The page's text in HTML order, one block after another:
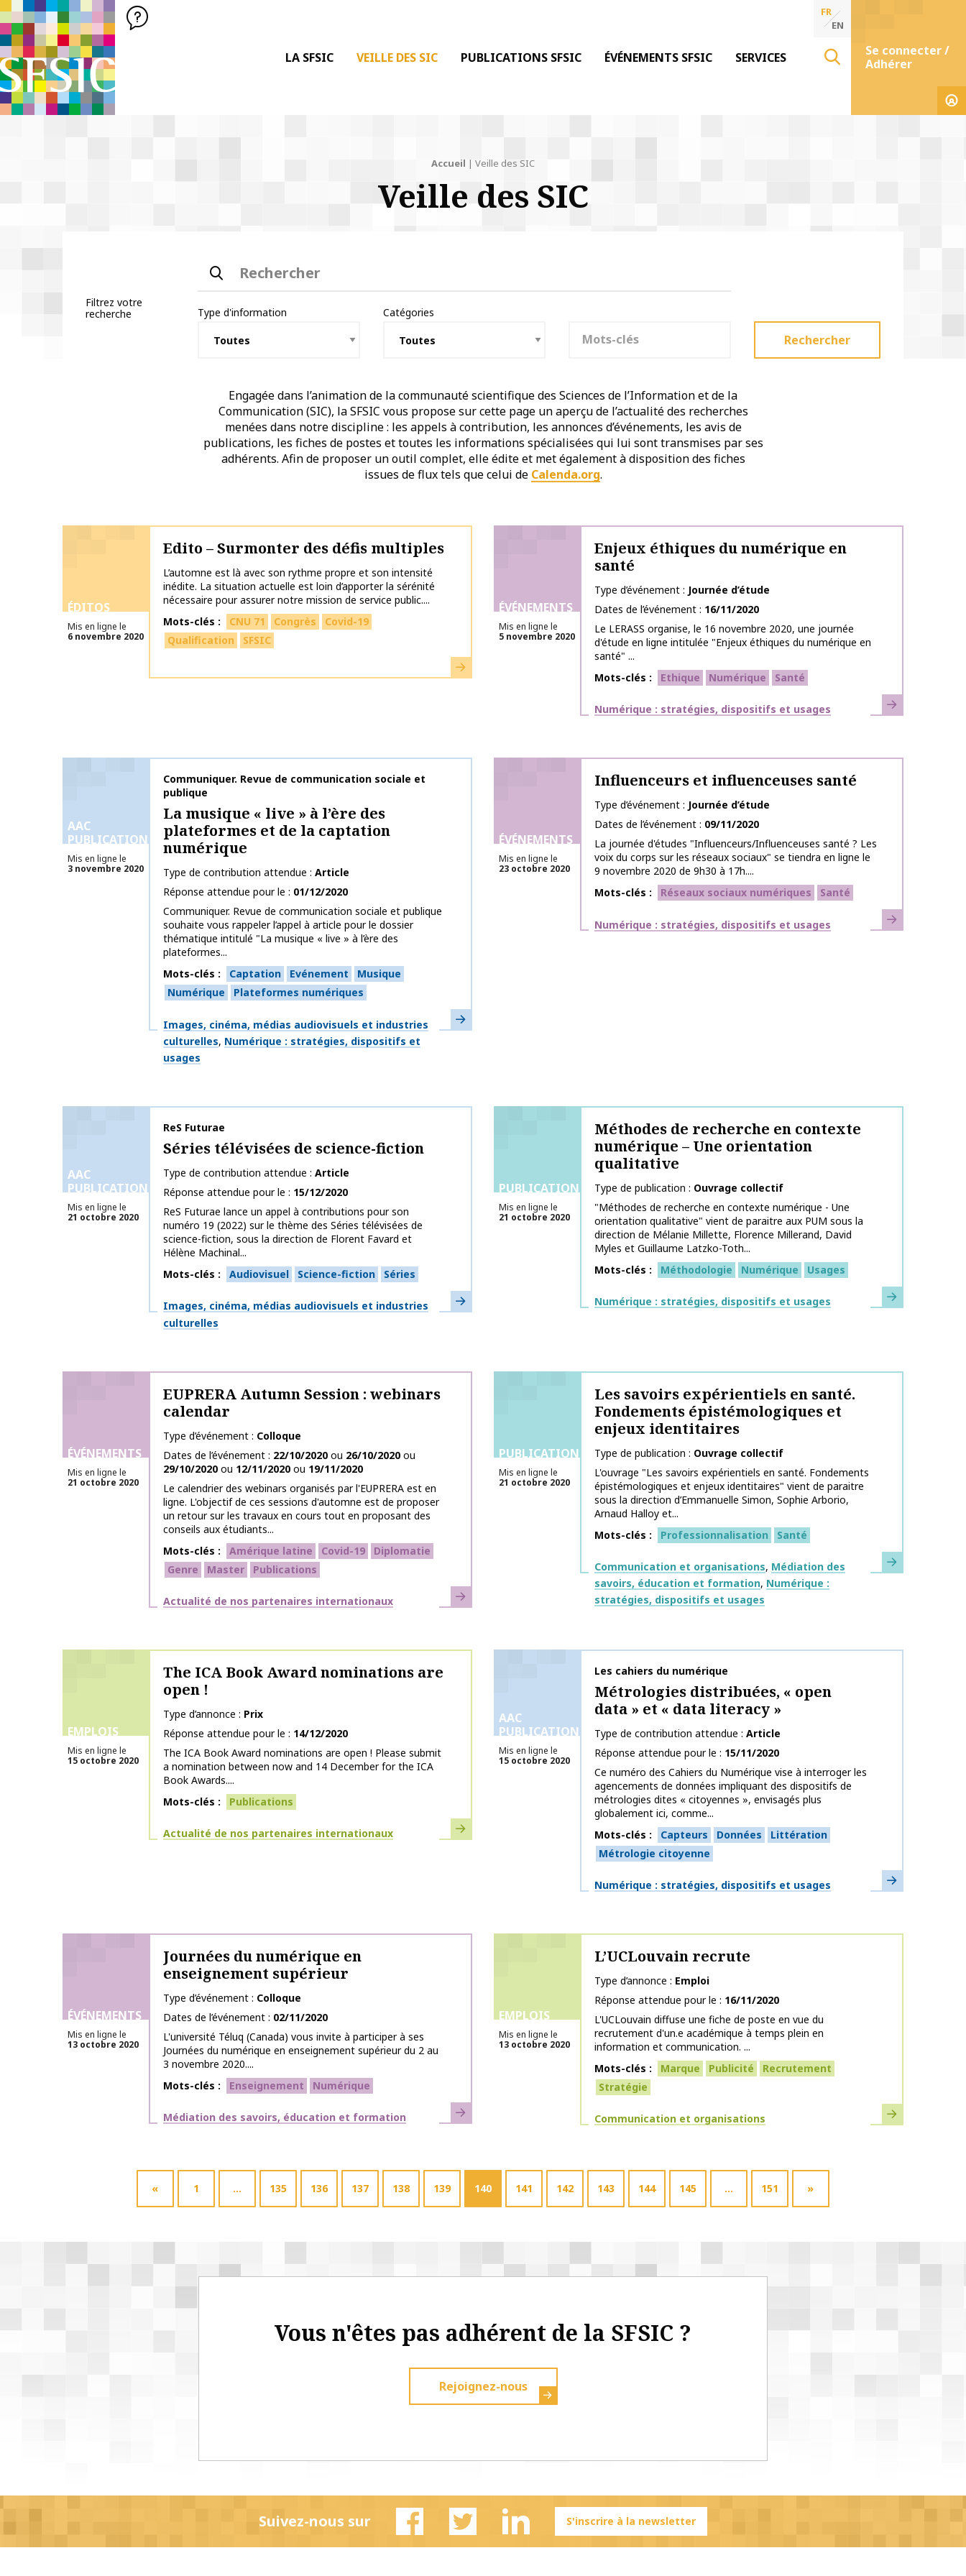
SFSIC SOCIÉTÉ FRANÇAISE DES SCIENCES DE L'INFORMATION & DE LA COMMUNICATION
Société Française des Sciences
de l'Information
LA SFSIC
VEILLE DES SIC PUBLICATIONS SFSIC ÉVÉNEMENTS SFSIC SERVICES
FR
EN
Se connecter /
Adhérer
Accueil | Veille des SIC
Veille des SIC
Filtrez votre
recherche
Rechercher
Type d'information
Catégories
Rechercher
Engagée dans l’animation de la communauté scientifique des Sciences de l’Information et de la
Communication (SIC), la SFSIC vous propose sur cette page un aperçu de l’actualité des recherches
menées dans notre discipline : les appels à contribution, les annonces d’événements, les avis de
publications, les fiches de postes et toutes les informations spécialisées qui lui sont transmises par ses
adhérents. Afin de proposer un outil complet, elle édite et met également à disposition des fiches
issues de flux tels que celui de Calenda.org.
ÉDITOS
Mis en ligne le
6 novembre 2020
Edito – Surmonter des défis multiples
L’automne est là avec son rythme propre et son intensité
inédite. La situation actuelle est loin d’apporter la sérénité
nécessaire pour assurer notre mission de service public....
Mots-clés
CNU 71 Congrès
Covid-19
Qualification
SFSIC
En savoir plus
ÉVÉNEMENTS
Mis en ligne le
5 novembre 2020
Enjeux éthiques du numérique en
santé
Type d’événement
Journée d’étude
Dates de l’événement
16/11/2020
Le LERASS organise, le 16 novembre 2020, une journée
d'étude en ligne intitulée "Enjeux éthiques du numérique en
santé" ...
Mots-clés
Ethique Numérique Santé
Thématiques
Numérique : stratégies, dispositifs et usages En savoir plus
AAC
PUBLICATIONS
Mis en ligne le
3 novembre 2020
Nom de la publication
Communiquer. Revue de communication sociale et
publique
La musique « live » à l’ère des
plateformes et de la captation
numérique
Type de contribution attendue
Article
Réponse attendue pour le
01/12/2020
Communiquer. Revue de communication sociale et publique
souhaite vous rappeler l’appel à article pour le dossier
thématique intitulé "La musique « live » à l’ère des
plateformes...
Mots-clés
Captation Evénement
Musique
Numérique
Plateformes numériques
Thématiques
Images, cinéma, médias audiovisuels et industries
culturelles Numérique : stratégies, dispositifs et
usages
En savoir plus
ÉVÉNEMENTS
Mis en ligne le
23 octobre 2020
Influenceurs et influenceuses santé
Type d’événement
Journée d’étude
Dates de l’événement
09/11/2020
La journée d'études "Influenceurs/Influenceuses santé ? Les
voix du corps sur les réseaux sociaux" se tiendra en ligne le
9 novembre 2020 de 9h30 à 17h....
Mots-clés
Réseaux sociaux numériques Santé
Thématiques
Numérique : stratégies, dispositifs et usages En savoir plus
AAC
PUBLICATIONS
Mis en ligne le
21 octobre 2020
Nom de la publication
ReS Futurae
Séries télévisées de science-fiction
Type de contribution attendue
Article
Réponse attendue pour le
15/12/2020
ReS Futurae lance un appel à contributions pour son
numéro 19 (2022) sur le thème des Séries télévisées de
science-fiction, sous la direction de Florent Favard et
Hélène Machinal...
Mots-clés
Audiovisuel Science-fiction Séries
Thématiques
Images, cinéma, médias audiovisuels et industries
culturelles
En savoir plus
PUBLICATIONS
Mis en ligne le
21 octobre 2020
Méthodes de recherche en contexte
numérique – Une orientation
qualitative
Type de publication
Ouvrage collectif
"Méthodes de recherche en contexte numérique - Une
orientation qualitative" vient de paraitre aux PUM sous la
direction de Mélanie Millette, Florence Millerand, David
Myles et Guillaume Latzko-Toth...
Mots-clés
Méthodologie Numérique Usages
Thématiques
Numérique : stratégies, dispositifs et usages En savoir plus
ÉVÉNEMENTS
Mis en ligne le
21 octobre 2020
EUPRERA Autumn Session : webinars
calendar
Type d’événement
Colloque
Dates de l’événement
22/10/2020 ou 26/10/2020 ou
29/10/2020 ou 12/11/2020 ou 19/11/2020
Le calendrier des webinars organisés par l'EUPRERA est en
ligne. L'objectif de ces sessions d'automne est de proposer
un retour sur les travaux en cours tout en proposant des
conseils aux étudiants...
Mots-clés
Amérique latine Covid-19
Diplomatie
Genre
Master Publications
Thématiques
Actualité de nos partenaires internationaux En savoir plus
PUBLICATIONS
Mis en ligne le
21 octobre 2020
Les savoirs expérientiels en santé.
Fondements épistémologiques et
enjeux identitaires
Type de publication
Ouvrage collectif
L'ouvrage "Les savoirs expérientiels en santé. Fondements
épistémologiques et enjeux identitaires" vient de paraitre
sous la direction d’Emmanuelle Simon, Sophie Arborio,
Arnaud Halloy et...
Mots-clés
Professionnalisation Santé
Thématiques
Communication et organisations Médiation des
savoirs, éducation et formation Numérique :
stratégies, dispositifs et usages
En savoir plus
EMPLOIS
Mis en ligne le
15 octobre 2020
The ICA Book Award nominations are
open !
Type d’annonce
Prix
Réponse attendue pour le
14/12/2020
The ICA Book Award nominations are open ! Please submit
a nomination between now and 14 December for the ICA
Book Awards....
Mots-clés
Publications
Thématiques
Actualité de nos partenaires internationaux En savoir plus
AAC
PUBLICATIONS
Mis en ligne le
15 octobre 2020
Nom de la publication
Les cahiers du numérique
Métrologies distribuées, « open
data » et « data literacy »
Type de contribution attendue
Article
Réponse attendue pour le
15/11/2020
Ce numéro des Cahiers du Numérique vise à interroger les
agencements de données impliquant des dispositifs de
métrologies dites « citoyennes », envisagés plus
globalement ici, comme...
Mots-clés
Capteurs Données
Littération
Métrologie citoyenne
Thématiques
Numérique : stratégies, dispositifs et usages En savoir plus
ÉVÉNEMENTS
Mis en ligne le
13 octobre 2020
Journées du numérique en
enseignement supérieur
Type d’événement
Colloque
Dates de l’événement
02/11/2020
L'université Téluq (Canada) vous invite à participer à ses
Journées du numérique en enseignement supérieur du 2 au
3 novembre 2020....
Mots-clés
Enseignement Numérique
Thématiques
Médiation des savoirs, éducation et formation En savoir plus
EMPLOIS
Mis en ligne le
13 octobre 2020
L’UCLouvain recrute
Type d’annonce
Emploi
Réponse attendue pour le
16/11/2020
L'UCLouvain diffuse une fiche de poste en vue du
recrutement d'un.e académique à temps plein en
information et communication. ...
Mots-clés
Marque Publicité
Recrutement
Stratégie
Thématiques
Communication et organisations En savoir plus
« 1 … 135 136 137 138 139 140 141 142 143 144 145 … 151 »
Vous n'êtes pas adhérent de la SFSIC ?
Rejoignez-nous
Suivez-nous sur S'inscrire à la newsletter